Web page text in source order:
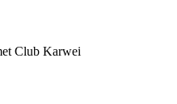
Club Karwei